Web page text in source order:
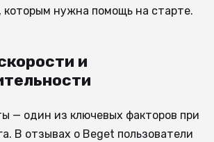
которым нужна помощь на старте.
и
— один из ключевых факторов при
В отзывах о Beget пользователи